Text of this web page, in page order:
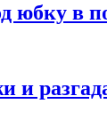
юбку в
и